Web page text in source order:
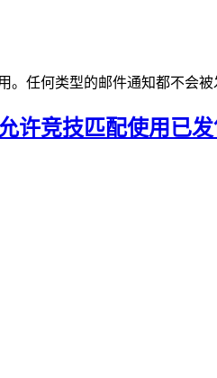
。任何类型的邮件通知都不会被
许竞技匹配使用已